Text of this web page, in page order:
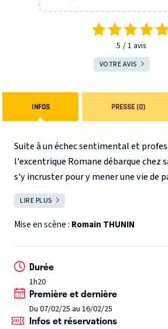
5 1 avis
VOTRE AVIS
INFOS PRESSE (0)
Suite à un échec sentimental et
l'excentrique Romane débarque chez
s'y incruster pour y mener une vie de
rapidement découvrir que le petit ami
double-jeu. Et Romane est prête à tout
à sa soeur... Gros succès populaire
LIRE PLUS
Mise en scène : Romain THUNIN
Durée
1h20
Première et dernière
Du 07/02/25 au 16/02/25
Infos et réservations